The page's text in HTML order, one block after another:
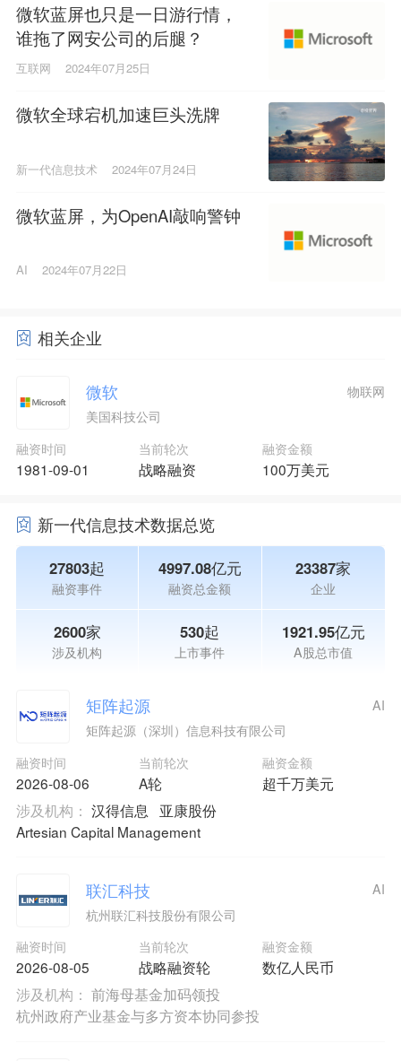
微软蓝屏也只是一日游行情，
谁拖了网安公司的后腿？
互联网 2024年07月25日
微软全球宕机加速巨头洗牌
新一代信息技术 2024年07月24日
微软蓝屏，为OpenAI敲响警钟
AI 2024年07月22日
相关企业
微软
美国科技公司
物联网
融资时间
1981-09-01
当前轮次
战略融资
融资金额
100万美元
新一代信息技术数据总览
27803起
融资事件
4997.08亿元
融资总金额
23387家
企业
2600家
涉及机构
530起
上市事件
1921.95亿元
A股总市值
矩阵起源
矩阵起源（深圳）信息科技有限公司
融资时间
2026-08-06
当前轮次
A轮
融资金额
超千万美元
AI
涉及机构： 汉得信息
亚康股份
Artesian Capital Management
联汇科技
杭州联汇科技股份有限公司
融资时间
2026-08-05
当前轮次
战略融资轮
融资金额
数亿人民币
AI
涉及机构： 前海母基金加码领投
杭州政府产业基金与多方资本协同参投